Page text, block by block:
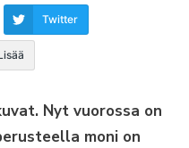
Twitter
Nyt vuorossa on
moni on